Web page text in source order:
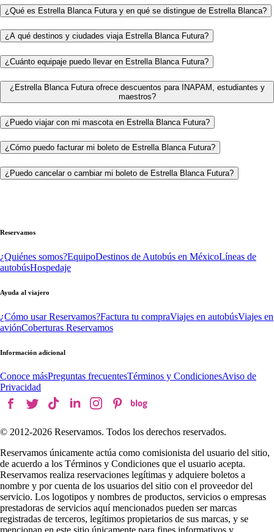
¿Qué es Estrella Blanca Futura y en qué se distingue de Estrella Blanca?
¿A qué destinos y ciudades viaja Estrella Blanca Futura?
¿Cuánto equipaje puedo llevar en Estrella Blanca Futura?
¿Estrella Blanca Futura ofrece descuentos para INAPAM, estudiantes y
maestros?
¿Puedo viajar con mi mascota en Estrella Blanca Futura?
¿Cómo puedo facturar mi boleto de Estrella Blanca Futura?
¿Puedo cancelar o cambiar mi boleto de Estrella Blanca Futura?
Reservamos
¿Quiénes somos?EquipoDestinos de Autobús en MéxicoLíneas de
autobúsHospedaje
Ayuda al viajero
¿Cómo usar Reservamos?Factura tu compraViajes en autobúsViajes en
aviónCoberturas Reservamos
Información adicional
Conoce másPreguntas frecuentesTérminos y CondicionesAviso de
Privacidad
© 2012-2026 Reservamos. Todos los derechos reservados.
Reservamos únicamente actúa como comisionista del usuario del sitio,
de acuerdo a los Términos y Condiciones que el usuario acepta.
Reservamos realiza reservaciones legítimas y adquiere boletos a
nombre y por cuenta de los usuarios del sitio con el proveedor del
servicio. Los logotipos y nombres de productos, servicios o empresas
prestadoras de servicios aquí mencionados pueden ser marcas
registradas de terceros, legítimos propietarios de sus marcas, y se